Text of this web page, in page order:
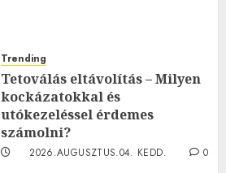
Trending
Tetoválás eltávolítás – Milyen
kockázatokkal és
utókezeléssel érdemes
számolni?
2026.AUGUSZTUS.04. KEDD.
0